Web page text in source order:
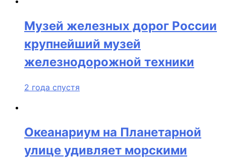
Музей железных дорог России
крупнейший музей
железнодорожной техники
2 года спустя
Океанариум на Планетарной
улице удивляет морскими